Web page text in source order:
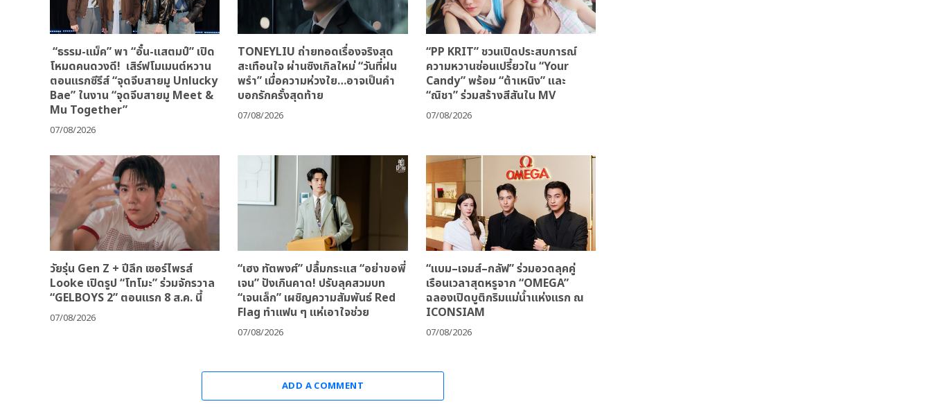
“ธรรม-แม็ค” พา “อั๋น-แสตมป์” เปิด
โหมดคนดวงดี! เสิร์ฟโมเมนต์หวาน
ตอนแรกซีรีส์ “จุดจีบสายมู Unlucky
Bae” ในงาน “จุดจีบสายมู Meet &
Mu Together”
07/08/2026
TONEYLIU ถ่ายทอดเรื่องจริงสุด
สะเทือนใจ ผ่านซิงเกิลใหม่ “วันที่ฝน
พรำ” เมื่อความห่วงใย…อาจเป็นคำ
บอกรักครั้งสุดท้าย
07/08/2026
“PP KRIT” ชวนเปิดประสบการณ์
ความหวานซ่อนเปรี้ยวใน “Your
Candy” พร้อม “ต้าเหนิง” และ
“ณิชา” ร่วมสร้างสีสันใน MV
07/08/2026
วัยรุ่น Gen Z + ปีลึก เซอร์ไพรส์
Looke เปิดรูป “โทโมะ” ร่วมจักรวาล
“GELBOYS 2” ตอนแรก 8 ส.ค. นี้
07/08/2026
“เฮง ทัตพงศ์” ปลื้มกระแส “อย่าขอพี่
เจน” ปังเกินคาด! ปรับลุคสวมบท
“เจนเล็ก” เผชิญความสัมพันธ์ Red
Flag ทำแฟน ๆ แห่เอาใจช่วย
07/08/2026
“แบม–เจมส์–กลัฟ” ร่วมอวดลุคคู่
เรือนเวลาสุดหรูจาก “OMEGA”
ฉลองเปิดบูติกริมแม่น้ำแห่งแรก ณ
ICONSIAM
07/08/2026
ADD A COMMENT